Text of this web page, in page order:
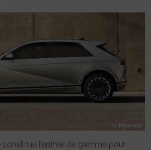
l’entrée de gamme pour